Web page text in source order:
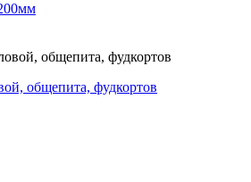
общепита, фудкортов